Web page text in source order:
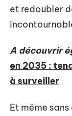
et redoubler
A découvrir
en 2035 :
à surveiller
Et même